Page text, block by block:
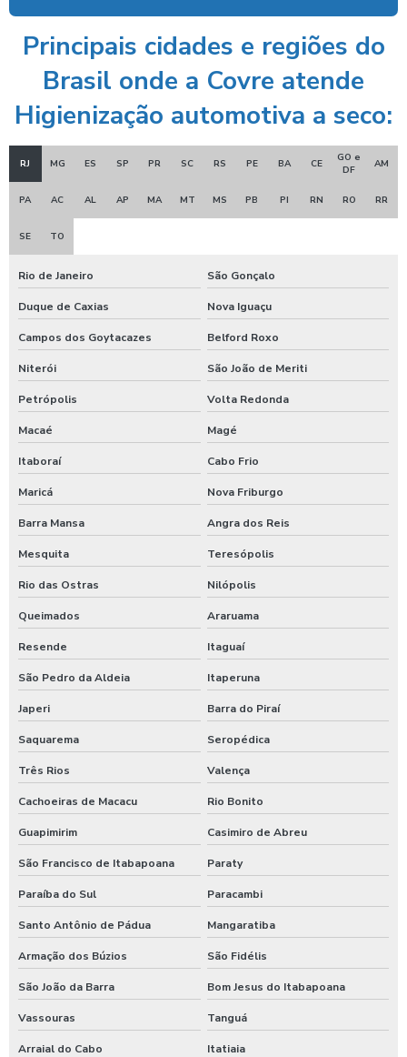
Ducha azul preço
Ducha rapida para carros
Economizador de banho para postos
Emoliente alcalino
Equipamento para higienização de carros
Equipamento de lavagem automotiva
Equipamento para lavagem de onibus
Equipamento de limpeza de colheitadeiras
Equipamento de limpeza manual de caminhão
Equipamentos para higienização automotiva
Equipamentos para higienização de veiculos
Equipamentos para lavagem de caminhoes
Equipamentos para lavagem de carros
Espuma azul para lava rapido
Espuma azul para lavar carros
Ficheiro para ducha de praia
Fornecedor de aspirador self service
Germicida automotivo
Germicida para carros
Higienização automotiva
Higienização automotiva contra covid 19
Higienização automotiva preço
Higienização automotiva a seco
Higienização automotiva valor
Higienização de carros valor
Lava caminhões
Principais cidades e regiões do
Brasil onde a Covre atende
Higienização automotiva a seco:
RJ MG ES SP PR SC RS PE BA CE
GO e
DF
AM
PA AC AL AP MA MT MS PB PI RN RO RR
SE TO
Rio de Janeiro São Gonçalo
Duque de Caxias Nova Iguaçu
Campos dos Goytacazes Belford Roxo
Niterói São João de Meriti
Petrópolis Volta Redonda
Macaé Magé
Itaboraí Cabo Frio
Maricá Nova Friburgo
Barra Mansa Angra dos Reis
Mesquita Teresópolis
Rio das Ostras Nilópolis
Queimados Araruama
Resende Itaguaí
São Pedro da Aldeia Itaperuna
Japeri Barra do Piraí
Saquarema Seropédica
Três Rios Valença
Cachoeiras de Macacu Rio Bonito
Guapimirim Casimiro de Abreu
São Francisco de Itabapoana Paraty
Paraíba do Sul Paracambi
Santo Antônio de Pádua Mangaratiba
Armação dos Búzios São Fidélis
São João da Barra Bom Jesus do Itabapoana
Vassouras Tanguá
Arraial do Cabo Itatiaia